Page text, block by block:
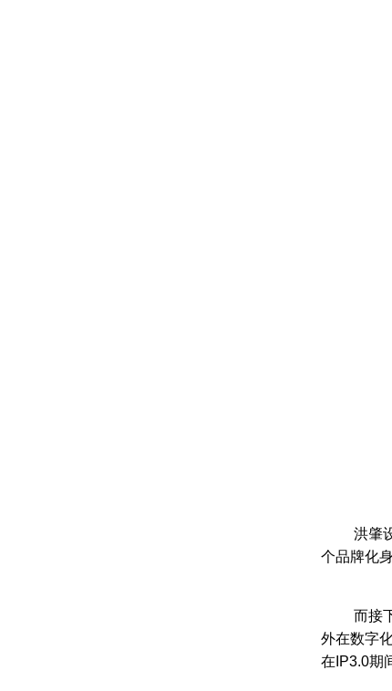
洪肇
个品牌化
而接
外在数字
在IP3.0期